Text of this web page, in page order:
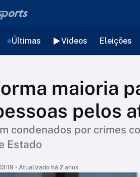
Últimas Vídeos Eleições
maioria
pelos
condenados por crimes
Estado
• Atualizado há 2 anos